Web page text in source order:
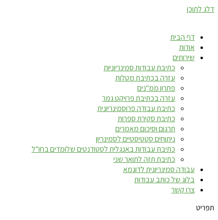
דלג לתוכן
דף הבית
אודות
שירותים
כתיבת עבודות סמינריוניות
עזרה בכתיבת מטלות
פתרון ממ"נים
עזרה בכתיבת פרויקט גמר
כתיבת עבודה פרוסמינריונית
כתיבת סקירת ספרות
תרגום וסיכום מאמרים
ניתוחים סטטיסטיים לסמינריון
כתיבת עבודות באנגלית לסטודנטים שלומדים בחו"ל
כתיבת תזה לתואר שני
עבודה סמינריונית לדוגמא
בלוג של כותב עבודות
צרו קשר
תפריט